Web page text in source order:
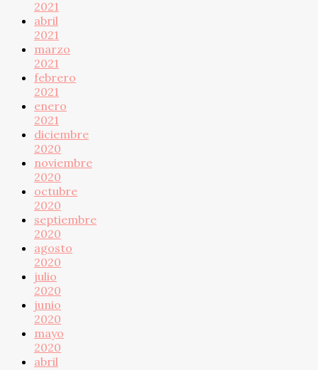
2021
abril
2021
marzo
2021
febrero
2021
enero
2021
diciembre
2020
noviembre
2020
octubre
2020
septiembre
2020
agosto
2020
julio
2020
junio
2020
mayo
2020
abril